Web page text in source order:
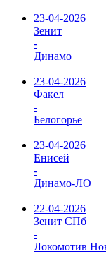
23-04-2026
Зенит
-
Динамо
23-04-2026
Факел
-
Белогорье
23-04-2026
Енисей
-
Динамо-ЛО
22-04-2026
Зенит СПб
-
Локомотив